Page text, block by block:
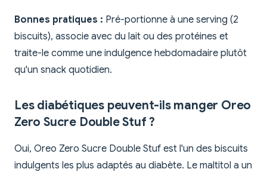
Bonnes pratiques : Pré-portionne à une serving (2
biscuits), associe avec du lait ou des protéines et
traite-le comme une indulgence hebdomadaire plutôt
qu'un snack quotidien.
Les diabétiques peuvent-ils manger Oreo
Zero Sucre Double Stuf ?
Oui, Oreo Zero Sucre Double Stuf est l'un des biscuits
indulgents les plus adaptés au diabète. Le maltitol a un